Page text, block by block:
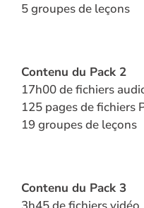
5 groupes de leçons
Contenu du Pack 2
17h00 de fichiers
125 pages de fichiers
19 groupes de leçons
Contenu du Pack 3